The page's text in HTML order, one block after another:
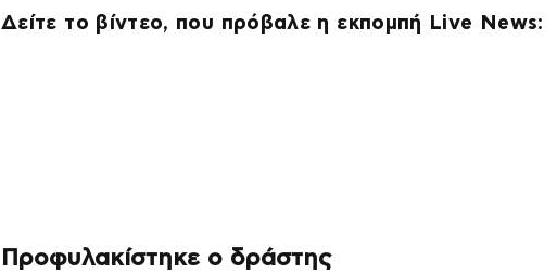
Δείτε το βίντεο, που πρόβαλε η εκπομπή Live News:
Προφυλακίστηκε ο δράστης